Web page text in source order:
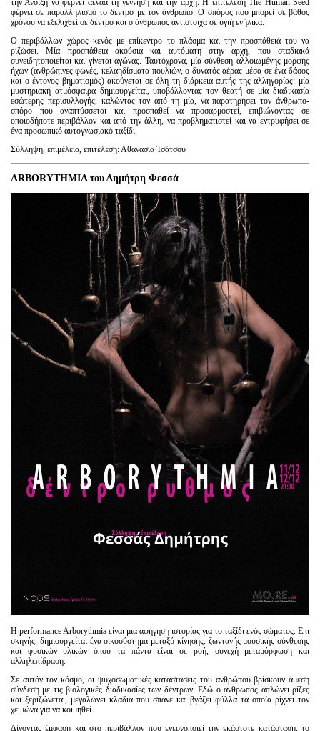
φέρνει σε παραλληλισμό το δέντρο με τον άνθρωπο: Ο σπόρος που μπορεί σε βάθος
χρόνου να εξελιχθεί σε δέντρο και ο άνθρωπος αντίστοιχα σε υγιή ενήλικα.
Ο περιβάλλων χώρος κενός με επίκεντρο το πλάσμα και την προσπάθειά του να
ριζώσει. Μία προσπάθεια ακούσια και αυτόματη στην αρχή, που σταδιακά
συνειδητοποιείται και γίνεται αγώνας. Ταυτόχρονα, μία σύνθεση αλλοιωμένης μορφής
ήχων (ανθρώπινες φωνές, κελαηδίσματα πουλιών, ο δυνατός αέρας μέσα σε ένα δάσος
και ο έντονος βηματισμός) ακούγεται σε όλη τη διάρκεια αυτής της αλληγορίας: μία
μυστηριακή ατμόσφαιρα δημιουργείται, υποβάλλοντας τον θεατή σε μία διαδικασία
εσώτερης περισυλλογής, καλώντας τον από τη μία, να παρατηρήσει τον άνθρωπο-
σπόρο που αναπτύσσεται και προσπαθεί να προσαρμοστεί, επιβιώνοντας σε
οποιοδήποτε περιβάλλον και από την άλλη, να προβληματιστεί και να εντρυφήσει σε
ένα προσωπικό αυτογνωσιακό ταξίδι.
Σύλληψη, επιμέλεια, επιτέλεση: Αθανασία Τσάτσου
ARBORYTHMIA του Δημήτρη Φεσσά
Η performance Arborythmia είναι μια αφήγηση ιστορίας για το ταξίδι ενός σώματος. Επι
σκηνής, δημιουργείται ένα οικοσύστημα μεταξύ κίνησης. ζωντανής μουσικής σύνθεσης
και φυσικών υλικών όπου τα πάντα είναι σε ροή, συνεχή μεταμόρφωση και
αλληλεπίδραση.
Σε αυτόν τον κόσμο, οι ψυχοσωματικές καταστάσεις του ανθρώπου βρίσκουν άμεση
σύνδεση με τις βιολογικές διαδικασίες των δέντρων. Εδώ ο άνθρωπος απλώνει ρίζες
και ξεριζώνεται, μεγαλώνει κλαδιά που σπάνε και βγάζει φύλλα τα οποία ρίχνει τον
χειμώνα για να κοιμηθεί.
Δίνοντας έμφαση και στο περιβάλλον που ενεργοποιεί την εκάστοτε κατάσταση, το